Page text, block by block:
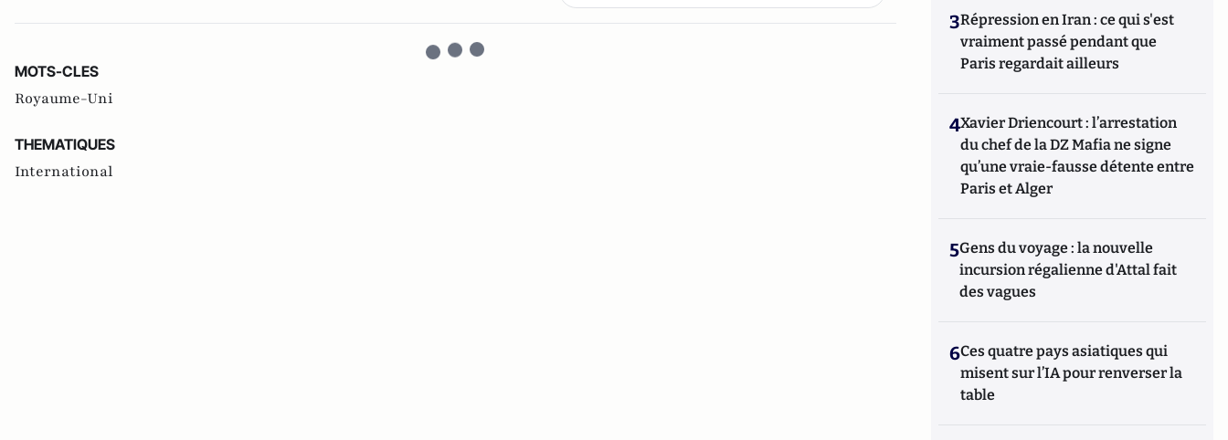
MOTS-CLES
Royaume-Uni
THEMATIQUES
International
3Répression en Iran : ce qui s'est
vraiment passé pendant que
Paris regardait ailleurs
4Xavier Driencourt : l’arrestation
du chef de la DZ Mafia ne signe
qu’une vraie-fausse détente entre
Paris et Alger
5Gens du voyage : la nouvelle
incursion régalienne d'Attal fait
des vagues
6Ces quatre pays asiatiques qui
misent sur l’IA pour renverser la
table